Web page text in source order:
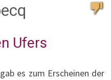
Ufers
es zum Erscheinen der